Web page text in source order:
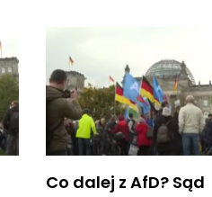
Co dalej z AfD? Sąd